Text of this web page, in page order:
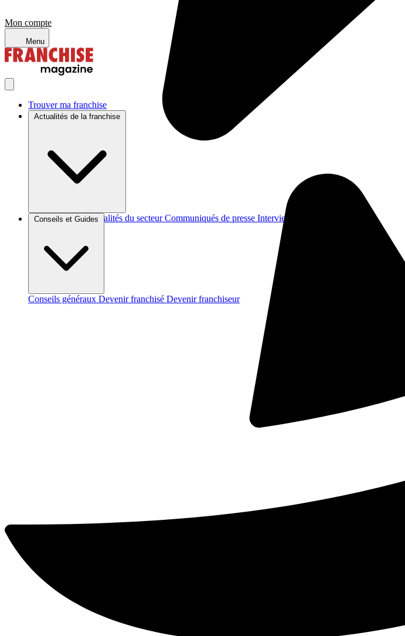
Mon compte
Menu
Trouver ma franchise
Actualités de la franchise
Brèves et actus Actualités du secteur Communiqués de presse Interviews
Conseils et Guides
Conseils généraux Devenir franchisé Devenir franchiseur